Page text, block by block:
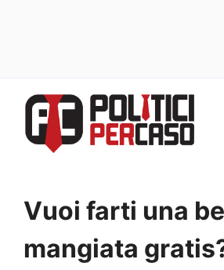
contenuto
Vuoi farti una
mangiata